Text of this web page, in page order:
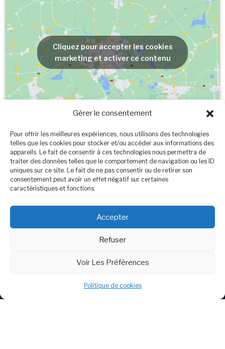
Gérer le consentement
Pour offrir les meilleures expériences, nous utilisons des technologies
telles que les cookies pour stocker et/ou accéder aux informations des
appareils. Le fait de consentir à ces technologies nous permettra de
traiter des données telles que le comportement de navigation ou les ID
uniques sur ce site. Le fait de ne pas consentir ou de retirer son
consentement peut avoir un effet négatif sur certaines
caractéristiques et fonctions.
Accepter
Refuser
Voir Les Préférences
Politique de cookies
Cliquez pour accepter les cookies
marketing et activer ce contenu
marketing et activer ce contenu
Politique de cookies (UE)